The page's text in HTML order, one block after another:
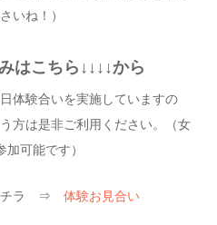
いね！）
はこちら↓↓↓↓から
体験合いを実施していますの
方は是非ご利用ください。（女
可能です）
コチラ ⇒体験お見合い